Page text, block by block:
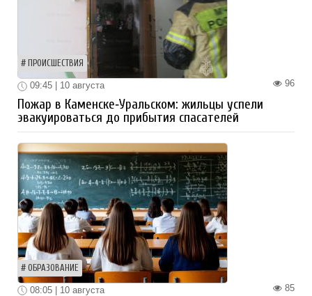
ПРОИСШЕСТВИЯ
96
09:45 | 10 августа
Пожар в Каменске‑Уральском: жильцы успели
эвакуироваться до прибытия спасателей
ОБРАЗОВАНИЕ
85
08:05 | 10 августа